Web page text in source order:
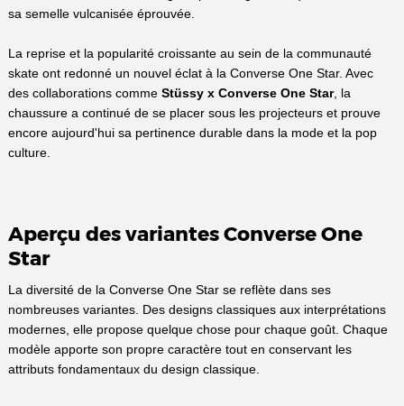
sa semelle vulcanisée éprouvée.
La reprise et la popularité croissante au sein de la communauté
skate ont redonné un nouvel éclat à la Converse One Star. Avec
des collaborations comme Stüssy x Converse One Star, la
chaussure a continué de se placer sous les projecteurs et prouve
encore aujourd'hui sa pertinence durable dans la mode et la pop
culture.
Aperçu des variantes Converse One
Star
La diversité de la Converse One Star se reflète dans ses
nombreuses variantes. Des designs classiques aux interprétations
modernes, elle propose quelque chose pour chaque goût. Chaque
modèle apporte son propre caractère tout en conservant les
attributs fondamentaux du design classique.